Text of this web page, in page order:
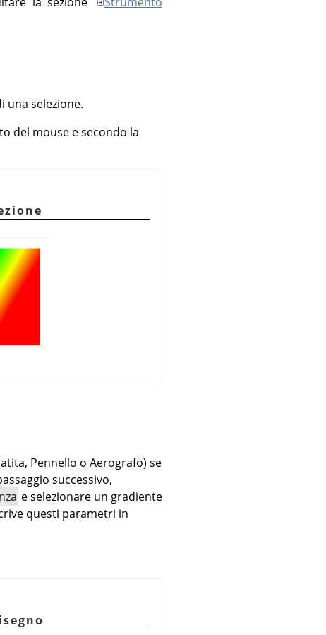
una selezione.
del mouse e secondo la
Pennello o Aerografo) se
successivo,
e selezionare un gradiente
questi parametri in